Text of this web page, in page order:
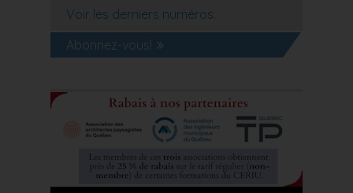
Voir les derniers numéros.
Abonnez-vous!